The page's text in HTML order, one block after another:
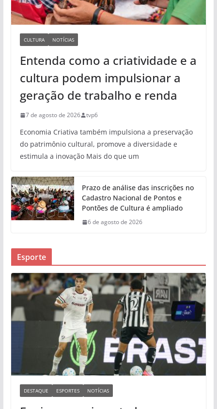
CULTURA NOTÍCIAS
Entenda como a criatividade e a
cultura podem impulsionar a
geração de trabalho e renda
7 de agosto de 2026 tvp6
Economia Criativa também impulsiona a preservação
do patrimônio cultural, promove a diversidade e
estimula a inovação Mais do que um
Prazo de análise das inscrições no
Cadastro Nacional de Pontos e
Pontões de Cultura é ampliado
6 de agosto de 2026
Esporte
DESTAQUE ESPORTES NOTÍCIAS